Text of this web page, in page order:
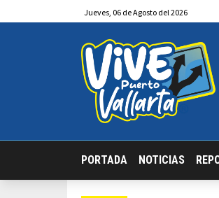
Jueves, 06 deAgosto del 2026
PORTADA NOTICIAS